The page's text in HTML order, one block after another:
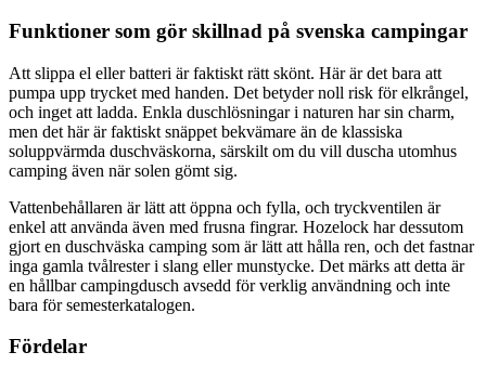
Funktioner som gör skillnad på svenska campingar
Att slippa el eller batteri är faktiskt rätt skönt. Här är det bara att
pumpa upp trycket med handen. Det betyder noll risk för elkrångel,
och inget att ladda. Enkla duschlösningar i naturen har sin charm,
men det här är faktiskt snäppet bekvämare än de klassiska
soluppvärmda duschväskorna, särskilt om du vill duscha utomhus
camping även när solen gömt sig.
Vattenbehållaren är lätt att öppna och fylla, och tryckventilen är
enkel att använda även med frusna fingrar. Hozelock har dessutom
gjort en duschväska camping som är lätt att hålla ren, och det fastnar
inga gamla tvålrester i slang eller munstycke. Det märks att detta är
en hållbar campingdusch avsedd för verklig användning och inte
bara för semesterkatalogen.
Fördelar